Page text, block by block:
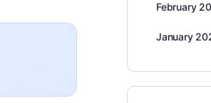
February
January